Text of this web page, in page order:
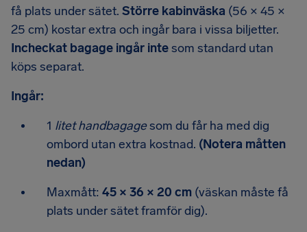
få plats under sätet. Större kabinväska (56 × 45 ×
25 cm) kostar extra och ingår bara i vissa biljetter.
Incheckat bagage ingår intesom standard utan
köps separat.
Ingår:
1 litet handbagagesom du får ha med dig
ombord utan extra kostnad. (Notera måtten
nedan)
Maxmått: 45 × 36 × 20 cm (väskan måste få
plats under sätet framför dig).